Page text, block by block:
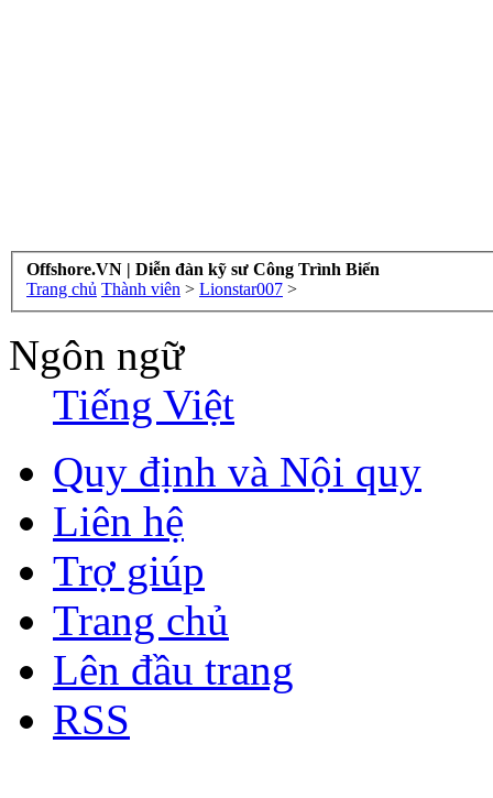
Offshore.VN | Diễn đàn kỹ sư Công Trình Biển
Trang chủ Thành viên > Lionstar007 >
Ngôn ngữ
Tiếng Việt
Quy định và Nội quy
Liên hệ
Trợ giúp
Trang chủ
Lên đầu trang
RSS